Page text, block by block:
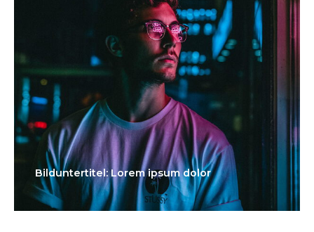
Bilduntertitel: Lorem ipsum dolor